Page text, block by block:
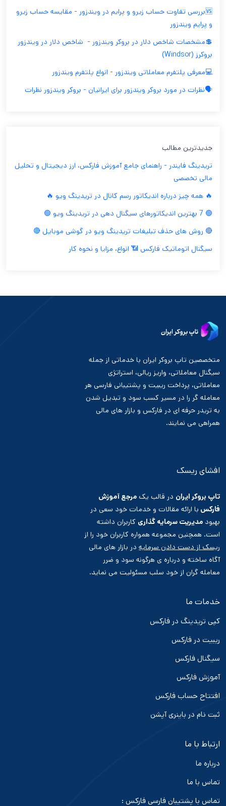
🆚بررسی تفاوت حساب زیرو و پرایم در ویندزور - مقایسه حساب زیرو
و پرایم ویندزور
💲مشخصات شاخص دلار در بروکر ویندزور - ‫ شاخص دلار در ویندزور
بروکرز (Windsor)
💻معرفی پلتفرم معاملاتی ویندزور - انواع پلتفرم ویندزور
🗣️نظرات در مورد بروکر ویندزور برای ایرانیان - بروکر ویندزور نظرات
جدیدترین مطالب
تریدینگ فایندر - راهنمای جامع آموزش فارکس، ارز دیجیتال و تحلیل
مالی تخصصی
🔥 همه چیز درباره اندیکاتور رسم کانال در تریدینگ ویو 🔥
🟢 7 بهترین اندیکاتورهای سیگنال دهی در تریدینگ ویو 🟢
🔴 روش های حذف تبلیغات تریدینگ ویو در گوشی موبایل 🔴
سیگنال اتوماتیک فارکس 📶 انواع، مزایا و نحوه کار
متخصصین تاپ بروکر ایران با خدماتی از جمله
سیگنال معاملاتی، واریز ریالی، استراتژی
معاملاتی، پرداخت ریبیت و پشتیبانی فارسی هر
معامله گر را در مسیر کسب سود و تبدیل شدن
به تریدر حرفه ای در فارکس و بازار های مالی
همراهی می نمایند.
افشای ریسک
تاپ بروکر ایران در قالب یک مرجع آموزش
فارکس با ارائه مقالات و خدمات خود سعی در
بهبود مدیریت سرمایه گذاری کاربران داشته
است. همچنین مجموعه همواره کاربران خود را از
ریسک از دست دادن سرمایه در بازار های مالی
آگاه ساخته و درباره ی هرگونه سود و ضرر
معامله گران از خود سلب مسئولیت می نماید.
خدمات ما
کپی تریدینگ در فارکس
ریبیت در فارکس
سیگنال فارکس
آموزش فارکس
افتتاح حساب فارکس
ثبت نام در باینری آپشن
ارتباط با ما
درباره ما
تماس با ما
تماس با پشتیبان فارسی فارکس :